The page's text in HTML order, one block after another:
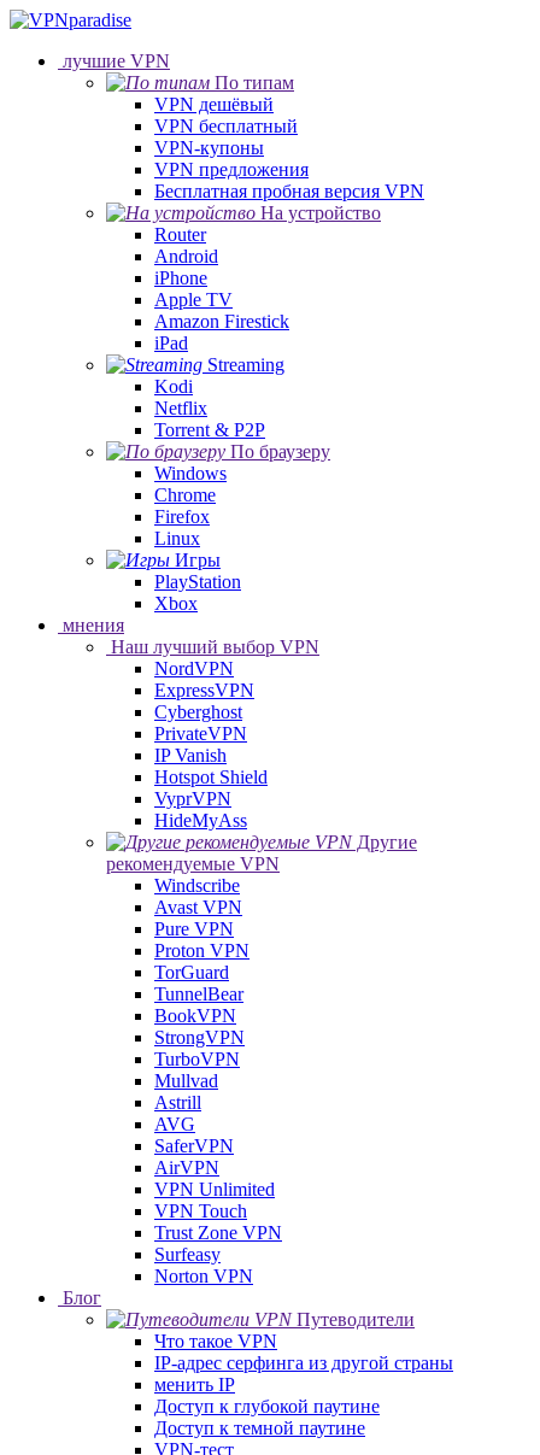
лучшие VPN
По типам
VPN дешёвый
VPN бесплатный
VPN-купоны
VPN предложения
Бесплатная пробная версия VPN
На устройство
Router
Android
iPhone
Apple TV
Amazon Firestick
iPad
Streaming
Kodi
Netflix
Torrent & P2P
По браузеру
Windows
Chrome
Firefox
Linux
Игры
PlayStation
Xbox
мнения
Наш лучший выбор VPN
NordVPN
ExpressVPN
Cyberghost
PrivateVPN
IP Vanish
Hotspot Shield
VyprVPN
HideMyAss
Другие
рекомендуемые VPN
Windscribe
Avast VPN
Pure VPN
Proton VPN
TorGuard
TunnelBear
BookVPN
StrongVPN
TurboVPN
Mullvad
Astrill
AVG
SaferVPN
AirVPN
VPN Unlimited
VPN Touch
Trust Zone VPN
Surfeasy
Norton VPN
Блог
Путеводители
Что такое VPN
IP-адрес серфинга из другой страны
менить IP
Доступ к глубокой паутине
Доступ к темной паутине
VPN-тест